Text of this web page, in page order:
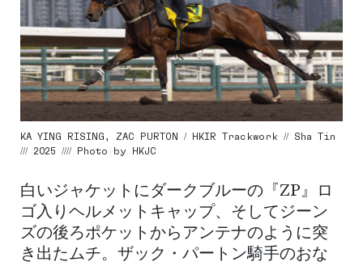
KA YING RISING, ZAC PURTON / HKIR Trackwork // Sha Tin
/// 2025 //// Photo by HKJC
白いジャケットにダークブルーの『ZP』ロ
ゴ入りヘルメットキャップ、そしてジーン
ズの後ろポケットからアンテナのように突
き出たムチ。ザック・パートン騎手のおな